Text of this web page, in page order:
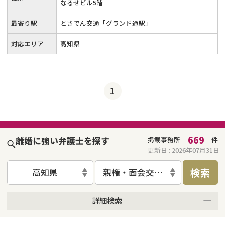
なるせビル5階
最寄り駅 とさでん交通「グランド通駅」
対応エリア 高知県
1
離婚に強い弁護士を探す 掲載事務所 669
件
更新日 : 2026年07月31日
高知県 親権・面会交流権 検索
詳細検索